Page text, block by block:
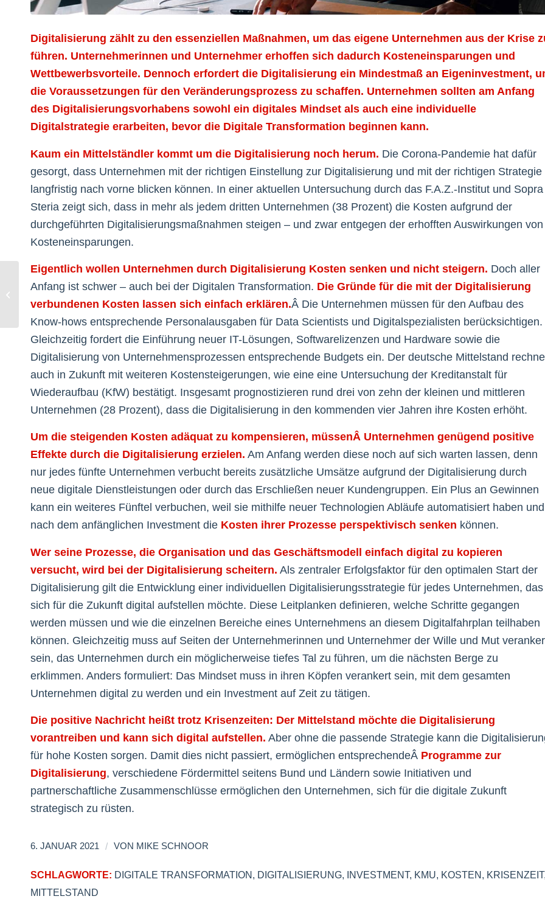
Digitalisierung zählt zu den essenziellen Maßnahmen, um das eigene Unternehmen aus der Krise
führen. Unternehmerinnen und Unternehmer erhoffen sich dadurch Kosteneinsparungen und
Wettbewerbsvorteile. Dennoch erfordert die Digitalisierung ein Mindestmaß an Eigeninvestment,
die Voraussetzungen für den Veränderungsprozess zu schaffen. Unternehmen sollten am Anfang
des Digitalisierungsvorhabens sowohl ein digitales Mindset als auch eine individuelle
Digitalstrategie erarbeiten, bevor die Digitale Transformation beginnen kann.
Kaum ein Mittelständler kommt um die Digitalisierung noch herum. Die Corona-Pandemie hat dafür
gesorgt, dass Unternehmen mit der richtigen Einstellung zur Digitalisierung und mit der richtigen Strategie
langfristig nach vorne blicken können. In einer aktuellen Untersuchung durch das F.A.Z.-Institut und Sopra
Steria zeigt sich, dass in mehr als jedem dritten Unternehmen (38 Prozent) die Kosten aufgrund der
durchgeführten Digitalisierungsmaßnahmen steigen – und zwar entgegen der erhofften Auswirkungen von
Kosteneinsparungen.
Eigentlich wollen Unternehmen durch Digitalisierung Kosten senken und nicht steigern. Doch aller
Anfang ist schwer – auch bei der Digitalen Transformation. Die Gründe für die mit der Digitalisierung
verbundenen Kosten lassen sich einfach erklären.Â Die Unternehmen müssen für den Aufbau des
Know-hows entsprechende Personalausgaben für Data Scientists und Digitalspezialisten berücksichtigen.
Gleichzeitig fordert die Einführung neuer IT-Lösungen, Softwarelizenzen und Hardware sowie die
Digitalisierung von Unternehmensprozessen entsprechende Budgets ein. Der deutsche Mittelstand
auch in Zukunft mit weiteren Kostensteigerungen, wie eine eine Untersuchung der Kreditanstalt für
Wiederaufbau (KfW) bestätigt. Insgesamt prognostizieren rund drei von zehn der kleinen und mittleren
Unternehmen (28 Prozent), dass die Digitalisierung in den kommenden vier Jahren ihre Kosten erhöht.
Um die steigenden Kosten adäquat zu kompensieren, müssenÂ Unternehmen genügend positive
Effekte durch die Digitalisierung erzielen. Am Anfang werden diese noch auf sich warten lassen, denn
nur jedes fünfte Unternehmen verbucht bereits zusätzliche Umsätze aufgrund der Digitalisierung durch
neue digitale Dienstleistungen oder durch das Erschließen neuer Kundengruppen. Ein Plus an Gewinnen
kann ein weiteres Fünftel verbuchen, weil sie mithilfe neuer Technologien Abläufe automatisiert haben und
nach dem anfänglichen Investment die Kosten ihrer Prozesse perspektivisch senken können.
Wer seine Prozesse, die Organisation und das Geschäftsmodell einfach digital zu kopieren
versucht, wird bei der Digitalisierung scheitern. Als zentraler Erfolgsfaktor für den optimalen Start der
Digitalisierung gilt die Entwicklung einer individuellen Digitalisierungsstrategie für jedes Unternehmen, das
sich für die Zukunft digital aufstellen möchte. Diese Leitplanken definieren, welche Schritte gegangen
werden müssen und wie die einzelnen Bereiche eines Unternehmens an diesem Digitalfahrplan teilhaben
können. Gleichzeitig muss auf Seiten der Unternehmerinnen und Unternehmer der Wille und Mut
sein, das Unternehmen durch ein möglicherweise tiefes Tal zu führen, um die nächsten Berge zu
erklimmen. Anders formuliert: Das Mindset muss in ihren Köpfen verankert sein, mit dem gesamten
Unternehmen digital zu werden und ein Investment auf Zeit zu tätigen.
Die positive Nachricht heißt trotz Krisenzeiten: Der Mittelstand möchte die Digitalisierung
vorantreiben und kann sich digital aufstellen. Aber ohne die passende Strategie kann die
für hohe Kosten sorgen. Damit dies nicht passiert, ermöglichen entsprechendeÂ Programme zur
Digitalisierung, verschiedene Fördermittel seitens Bund und Ländern sowie Initiativen und
partnerschaftliche Zusammenschlüsse ermöglichen den Unternehmen, sich für die digitale Zukunft
strategisch zu rüsten.
6. JANUAR 2021 / VON MIKE SCHNOOR
SCHLAGWORTE: DIGITALE TRANSFORMATION, DIGITALISIERUNG, INVESTMENT, KMU, KOSTEN, KRISENZEIT
MITTELSTAND
Nach Brexit vorläufig
weiter möglich: Digitaler
Datentransfer in das